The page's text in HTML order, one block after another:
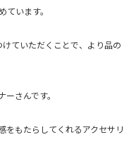
います。
ていただくことで、より品の
さんです。
をもたらしてくれるアクセサリ